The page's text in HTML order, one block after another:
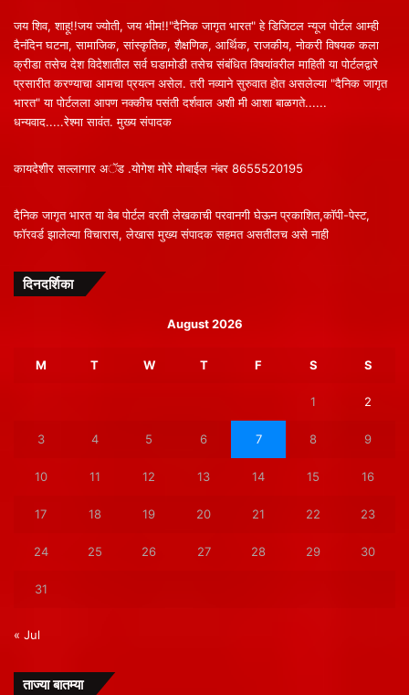
जय शिव, शाहू!!जय ज्योती, जय भीम!!"दैनिक जागृत भारत" हे डिजिटल न्यूज पोर्टल आम्ही
दैनंदिन घटना, सामाजिक, सांस्कृतिक, शैक्षणिक, आर्थिक, राजकीय, नोकरी विषयक कला
क्रीडा तसेच देश विदेशातील सर्व घडामोडी तसेच संबंधित विषयांवरील माहिती या पोर्टलद्वारे
प्रसारीत करण्याचा आमचा प्रयत्न असेल. तरी नव्याने सुरुवात होत असलेल्या "दैनिक जागृत
भारत" या पोर्टलला आपण नक्कीच पसंती दर्शवाल अशी मी आशा बाळगते......
धन्यवाद.....रेश्मा सावंत. मुख्य संपादक
कायदेशीर सल्लागार अॅड .योगेश मोरे मोबाईल नंबर 8655520195
दैनिक जागृत भारत या वेब पोर्टल वरती लेखकाची परवानगी घेऊन प्रकाशित,कॉपी-पेस्ट,
फॉरवर्ड झालेल्या विचारास, लेखास मुख्य संपादक सहमत असतीलच असे नाही
दिनदर्शिका
August 2026
M T W T F S S
1 2
3 4 5 6 7 8 9
10 11 12 13 14 15 16
17 18 19 20 21 22 23
24 25 26 27 28 29 30
31
« Jul
ताज्या बातम्या